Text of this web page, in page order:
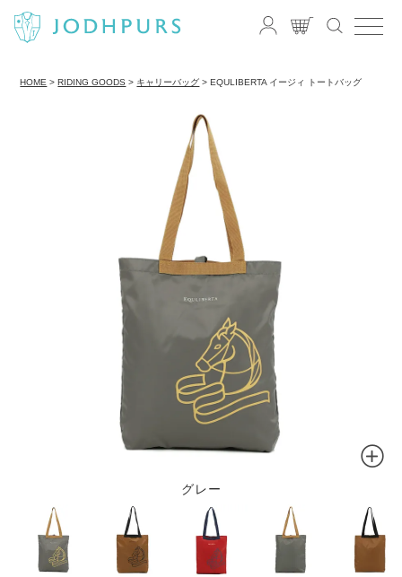
HOME RIDING GOODS キャリーバッグ EQULIBERTA イージィ トートバッグ
グレー